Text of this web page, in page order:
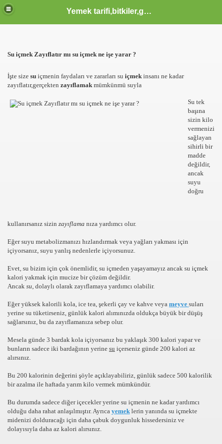
Yemek tarifi,bitkiler,güzellik sağlık,burçlar,sözler
Su içmek Zayıflatır mı su içmek ne işe yarar ?
İşte size su içmenin faydaları ve zararları su içmek insanı ne kadar
zayıflatır,gerçekten zayıflamak mümkünmü suyla
Su tek
başına
sizin kilo
vermenizi
sağlayan
sihirli bir
madde
değildir,
ancak
suyu
doğru
kullanırsanız sizin zayıflama nıza yardımcı olur.
Eğer suyu metabolizmanızı hızlandırmak veya yağları yakması için
içiyorsanız, suyu yanlış nedenlerle içiyorsunuz.
Evet, su bizim için çok önemlidir, su içmeden yaşayamayız ancak su içmek
kalori yakmak için mucize bir çözüm değildir.
Ancak su , dolaylı olarak zayıflamaya yardımcı olabilir.
Eğer yüksek kalorili kola, ice tea, şekerli çay ve kahve veya meyve suları
yerine su tüketirseniz, günlük kalori alımınızda oldukça büyük bir düşüş
sağlarsınız, bu da zayıflamanıza sebep olur.
Mesela günde 3 bardak kola içiyorsanız bu yaklaşık 300 kalori yapar ve
bunların sadece iki bardağının yerine su içerseniz günde 200 kalori az
alırsınız.
Bu 200 kalorinin değerini şöyle açıklayabiliriz, günlük sadece 500 kalorilik
bir azalma ile haftada yarım kilo vermek mümkündür.
Bu durumda sadece diğer içecekler yerine su içmenin ne kadar yardımcı
olduğu daha rahat anlaşılmıştır. Ayrıca yemek lerin yanında su içmekte
midenizi dolduracağı için daha çabuk doygunluk hissedersiniz ve
dolayısıyla daha az kalori alırsınız.
HTML KODLARI CSS KODLARI MENUSU
HZ MUHAMMED S.A.V HAYATI OLUM VE OTESI
YAZILAR KOMIK FIKRALAR KARIKATUR
VE TARIHI VIDEOLAR SAYFASI KLIPLER IZLE
ONLINE RADYO DINLE CANLI MUZIK
VE VİDEOLARI
ILGINC RESIMLER BILGILER KOMIK FOTOLAR
KOLAY,PRATİK,TARİFİ,NE PİŞİRSEM DİYENLER